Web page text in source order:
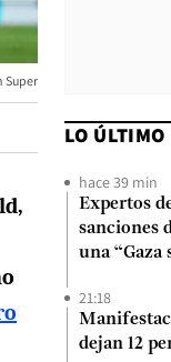
Super
LO ÚLTIMO
hace 39 min
Expertos
sanciones
una “Gaza
21:18
dejan 12